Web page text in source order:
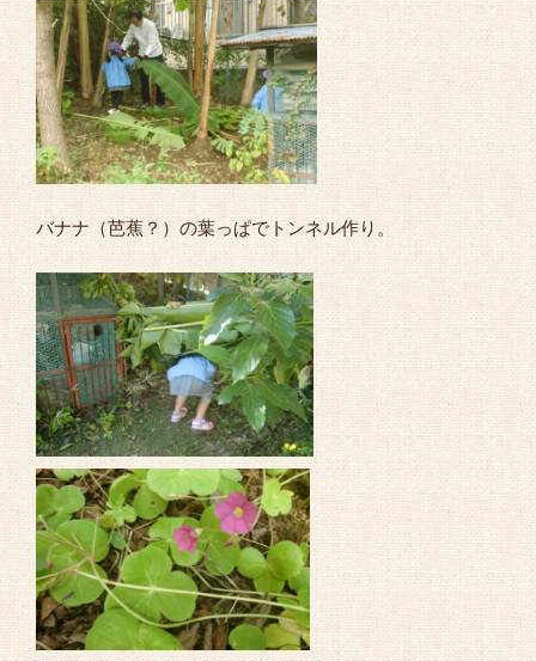
バナナ（芭蕉？）の葉っぱでトンネル作り。